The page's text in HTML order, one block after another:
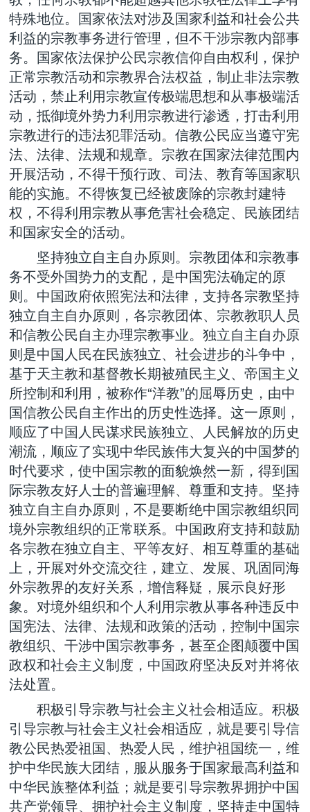
特殊地位。国家依法对涉及国家利益和社会公共
利益的宗教事务进行管理，但不干涉宗教内部事
务。国家依法保护公民宗教信仰自由权利，保护
正常宗教活动和宗教界合法权益，制止非法宗教
活动，禁止利用宗教宣传极端思想和从事极端活
动，抵御境外势力利用宗教进行渗透，打击利用
宗教进行的违法犯罪活动。信教公民应当遵守宪
法、法律、法规和规章。宗教在国家法律范围内
开展活动，不得干预行政、司法、教育等国家职
能的实施。不得恢复已经被废除的宗教封建特
权，不得利用宗教从事危害社会稳定、民族团结
和国家安全的活动。
坚持独立自主自办原则。宗教团体和宗教事
务不受外国势力的支配，是中国宪法确定的原
则。中国政府依照宪法和法律，支持各宗教坚持
独立自主自办原则，各宗教团体、宗教教职人员
和信教公民自主办理宗教事业。独立自主自办原
则是中国人民在民族独立、社会进步的斗争中，
基于天主教和基督教长期被殖民主义、帝国主义
所控制和利用，被称作“洋教”的屈辱历史，由中
国信教公民自主作出的历史性选择。这一原则，
顺应了中国人民谋求民族独立、人民解放的历史
潮流，顺应了实现中华民族伟大复兴的中国梦的
时代要求，使中国宗教的面貌焕然一新，得到国
际宗教友好人士的普遍理解、尊重和支持。坚持
独立自主自办原则，不是要断绝中国宗教组织同
境外宗教组织的正常联系。中国政府支持和鼓励
各宗教在独立自主、平等友好、相互尊重的基础
上，开展对外交流交往，建立、发展、巩固同海
外宗教界的友好关系，增信释疑，展示良好形
象。对境外组织和个人利用宗教从事各种违反中
国宪法、法律、法规和政策的活动，控制中国宗
教组织、干涉中国宗教事务，甚至企图颠覆中国
政权和社会主义制度，中国政府坚决反对并将依
法处置。
积极引导宗教与社会主义社会相适应。积极
引导宗教与社会主义社会相适应，就是要引导信
教公民热爱祖国、热爱人民，维护祖国统一，维
护中华民族大团结，服从服务于国家最高利益和
中华民族整体利益；就是要引导宗教界拥护中国
共产党领导、拥护社会主义制度，坚持走中国特